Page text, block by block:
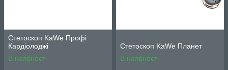
Стетоскоп KaWe Профі
Кардіолоджі
В наявності
Стетоскоп KaWe Планет
В наявності